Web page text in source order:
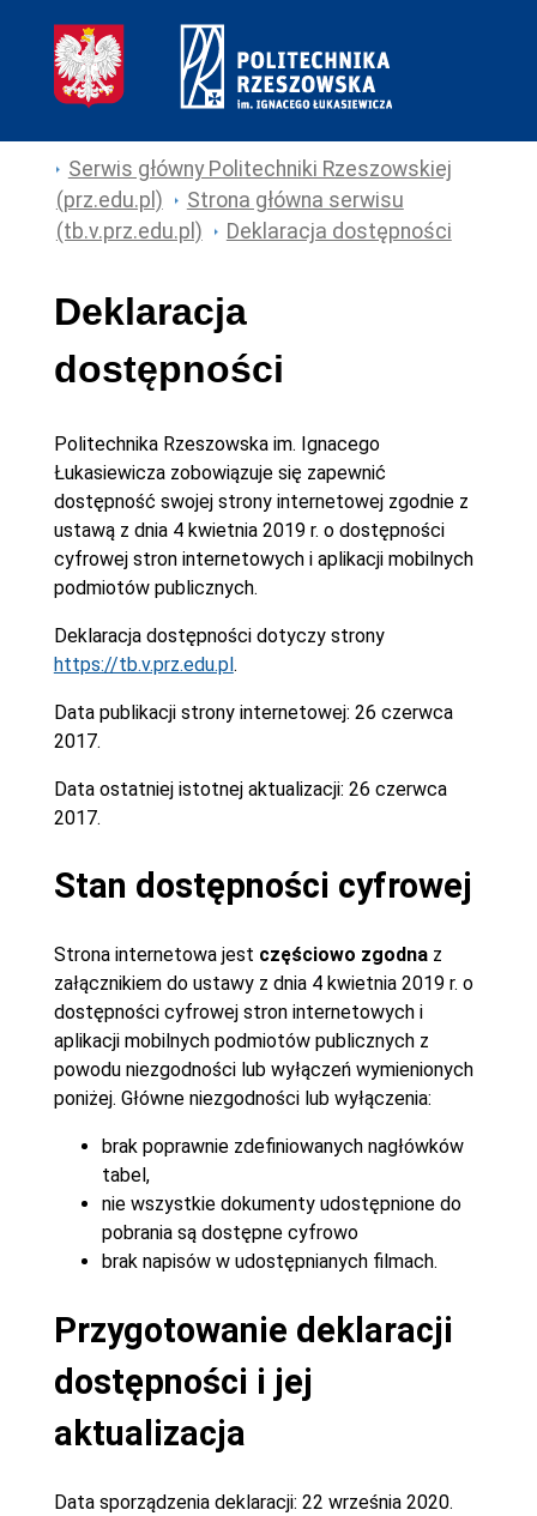
Serwis główny Politechniki Rzeszowskiej
(prz.edu.pl)
Strona główna serwisu
(tb.v.prz.edu.pl)
Deklaracja dostępności
Deklaracja
dostępności
Politechnika Rzeszowska im. Ignacego
Łukasiewiczazobowiązuje się zapewnić
dostępność swojej strony internetowej zgodnie z
ustawą z dnia 4 kwietnia 2019 r. o dostępności
cyfrowej stron internetowych i aplikacji mobilnych
podmiotów publicznych.
Deklaracja dostępności dotyczy strony
https://tb.v.prz.edu.pl.
Data publikacji strony internetowej: 26 czerwca
2017.
Data ostatniej istotnej aktualizacji: 26 czerwca
2017.
Stan dostępności cyfrowej
Strona internetowa jest częściowo zgodna z
załącznikiem do ustawy z dnia 4 kwietnia 2019 r. o
dostępności cyfrowej stron internetowych i
aplikacji mobilnych podmiotów publicznych z
powodu niezgodności lub wyłączeń wymienionych
poniżej. Główne niezgodności lub wyłączenia:
brak poprawnie zdefiniowanych nagłówków
tabel,
nie wszystkie dokumenty udostępnione do
pobrania są dostępne cyfrowo
brak napisów w udostępnianych filmach.
Przygotowanie deklaracji
dostępności i jej
aktualizacja
Data sporządzenia deklaracji: 22 września 2020.